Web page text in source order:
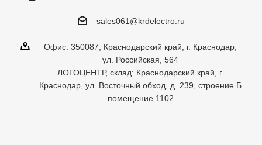
sales061@krdelectro.ru
Офис: 350087, Краснодарский край, г. Краснодар,
ул. Российская, 564
ЛОГОЦЕНТР, склад: Краснодарский край, г.
Краснодар, ул. Восточный обход, д. 239, строение Б
помещение 1102